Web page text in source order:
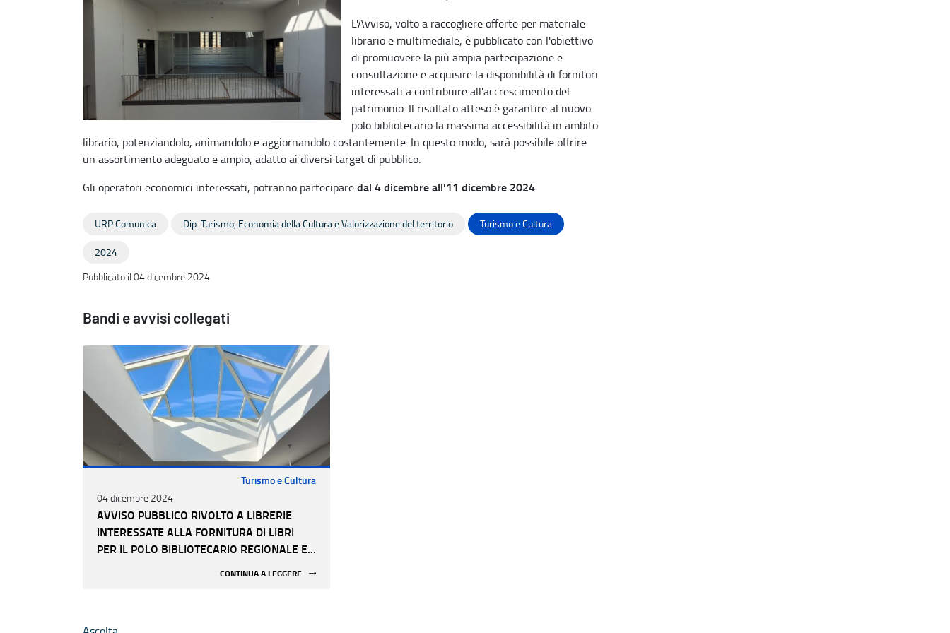
L'Avviso, volto a raccogliere offerte per materiale
librario e multimediale, è pubblicato con l'obiettivo
di promuovere la più ampia partecipazione e
consultazione e acquisire la disponibilità di fornitori
interessati a contribuire all'accrescimento del
patrimonio. Il risultato atteso è garantire al nuovo
polo bibliotecario la massima accessibilità in ambito
librario, potenziandolo, animandolo e aggiornandolo costantemente. In questo modo, sarà possibile offrire
un assortimento adeguato e ampio, adatto ai diversi target di pubblico.
Gli operatori economici interessati, potranno parteciparedal 4 dicembre all'11 dicembre 2024.
URP Comunica Dip. Turismo, Economia della Cultura e Valorizzazione del territorio Turismo e Cultura
2024
Pubblicato il 04 dicembre 2024
Bandi e avvisi collegati
Turismo e Cultura
04 dicembre 2024
AVVISO PUBBLICO RIVOLTO A LIBRERIE
INTERESSATE ALLA FORNITURA DI LIBRI
PER IL POLO BIBLIOTECARIO REGIONALE EX
CONTINUA A LEGGERE